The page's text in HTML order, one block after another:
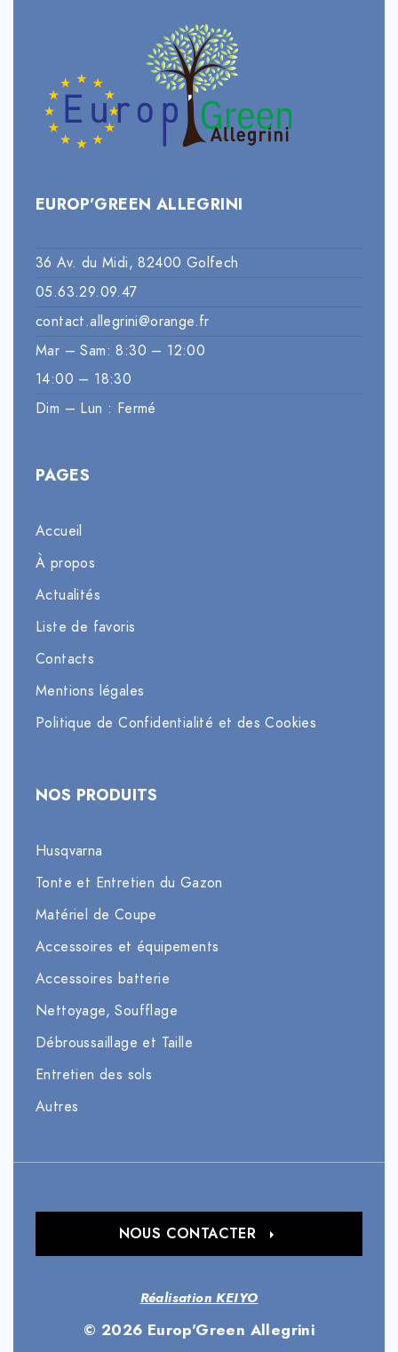
EUROP’GREEN ALLEGRINI
36 Av. du Midi, 82400 Golfech
05.63.29.09.47
contact.allegrini@orange.fr
Mar – Sam: 8:30 – 12:00
14:00 – 18:30
Dim – Lun : Fermé
PAGES
Accueil
À propos
Actualités
Liste de favoris
Contacts
Mentions légales
Politique de Confidentialité et des Cookies
NOS PRODUITS
Husqvarna
Tonte et Entretien du Gazon
Matériel de Coupe
Accessoires et équipements
Accessoires batterie
Nettoyage, Soufflage
Débroussaillage et Taille
Entretien des sols
Autres
© 2026 Europ'Green Allegrini
Réalisation KEIYO
NOUS CONTACTER